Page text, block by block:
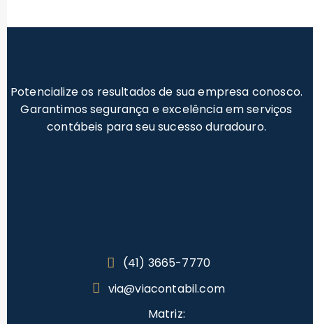
Potencialize os resultados de sua empresa conosco.
Garantimos segurança e excelência em serviços
contábeis para seu sucesso duradouro.
(41) 3665-7770
via@viacontabil.com
Matriz: